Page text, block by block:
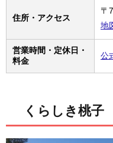
住所・アクセス
〒
地
営業時間・定休日・
料金
公
くらしき桃子